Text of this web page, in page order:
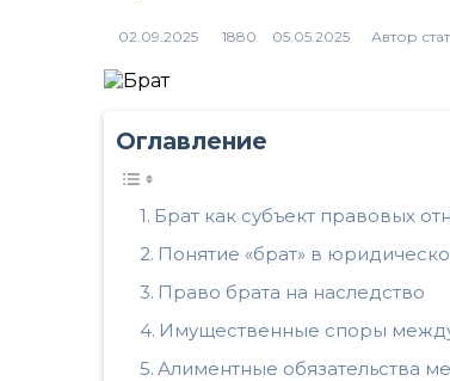
1880 Автор
Оглавление
Брат как субъект правовых
Понятие «брат» в
Право брата на наследство
Имущественные споры
Алиментные обязательства